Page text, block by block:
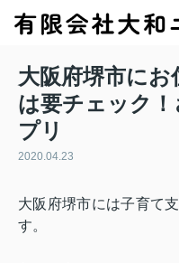
大阪府堺市に
は要チェック
プリ
2020.04.23
大阪府堺市には子育て
す。